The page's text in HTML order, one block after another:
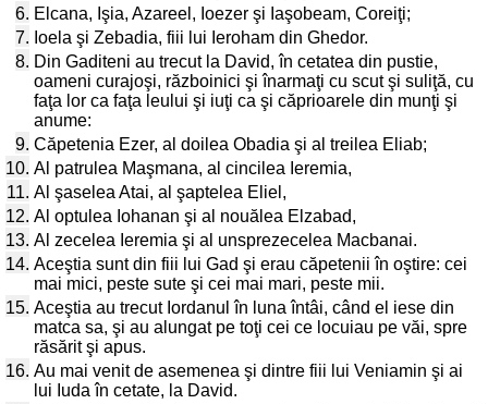
6. Elcana, Işia, Azareel, Ioezer şi Iaşobeam, Coreiţi;
7. Ioela şi Zebadia, fiii lui Ieroham din Ghedor.
8. Din Gaditeni au trecut la David, în cetatea din pustie,
oameni curajoşi, războinici şi înarmaţi cu scut şi suliţă, cu
faţa lor ca faţa leului şi iuţi ca şi căprioarele din munţi şi
anume:
9. Căpetenia Ezer, al doilea Obadia şi al treilea Eliab;
10. Al patrulea Maşmana, al cincilea Ieremia,
11. Al şaselea Atai, al şaptelea Eliel,
12. Al optulea Iohanan şi al nouălea Elzabad,
13. Al zecelea Ieremia şi al unsprezecelea Macbanai.
14. Aceştia sunt din fiii lui Gad şi erau căpetenii în oştire: cei
mai mici, peste sute şi cei mai mari, peste mii.
15. Aceştia au trecut Iordanul în luna întâi, când el iese din
matca sa, şi au alungat pe toţi cei ce locuiau pe văi, spre
răsărit şi apus.
16. Au mai venit de asemenea şi dintre fiii lui Veniamin şi ai
lui Iuda în cetate, la David.